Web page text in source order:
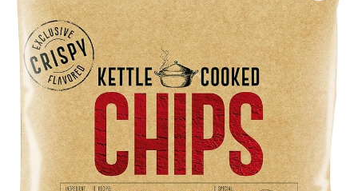
QUI SOMMES-NOUS?
CARRIÈRES
CONTACT
CONCOURS